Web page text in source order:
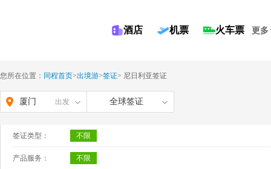
酒店 机票 火车票 更多
您所在位置： 同程首页>出境游>签证> 尼日利亚签证
厦门 出发 全球签证
签证类型： 不限
产品服务： 不限